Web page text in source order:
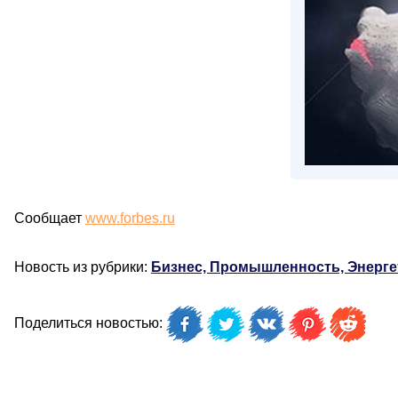
Сообщает www.forbes.ru
Новость из рубрики: Бизнес, Промышленность,
Поделиться новостью: